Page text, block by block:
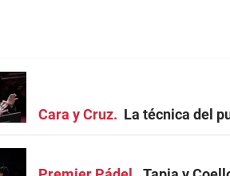
Cara y Cruz La técnica del